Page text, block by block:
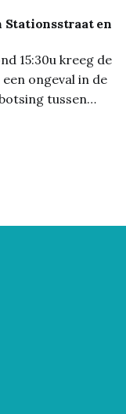
kwamen in
ook één
Stationsstraat en
15:30u kreeg de
ongeval in de
tussen
de bestuurders